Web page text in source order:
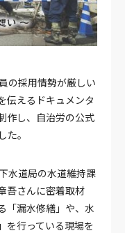
の採用情勢が厳しい
伝えるドキュメンタ
作し、自治労の公式
。
水道局の水道維持課
吾さんに密着取材
「漏水修繕」や、水
を行っている現場を